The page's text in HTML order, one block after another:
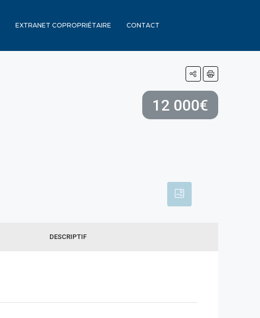
EXTRANET COPROPRIÉTAIRE CONTACT
12 000€
DESCRIPTIF